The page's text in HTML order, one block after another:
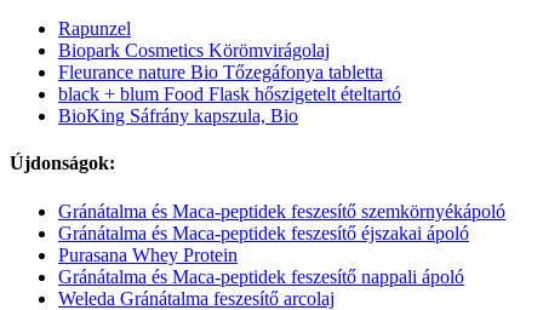
Rapunzel
Biopark Cosmetics Körömvirágolaj
Fleurance nature Bio Tőzegáfonya tabletta
black + blum Food Flask hőszigetelt ételtartó
BioKing Sáfrány kapszula, Bio
Újdonságok:
Gránátalma és Maca-peptidek feszesítő szemkörnyékápoló
Gránátalma és Maca-peptidek feszesítő éjszakai ápoló
Purasana Whey Protein
Gránátalma és Maca-peptidek feszesítő nappali ápoló
Weleda Gránátalma feszesítő arcolaj